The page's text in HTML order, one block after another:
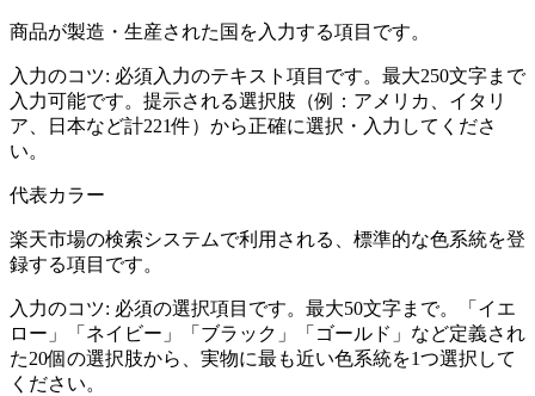
商品が製造・生産された国を入力する項目です。
入力のコツ: 必須入力のテキスト項目です。最大250文字まで
入力可能です。提示される選択肢（例：アメリカ、イタリ
ア、日本など計221件）から正確に選択・入力してくださ
い。
代表カラー
楽天市場の検索システムで利用される、標準的な色系統を登
録する項目です。
入力のコツ: 必須の選択項目です。最大50文字まで。「イエ
ロー」「ネイビー」「ブラック」「ゴールド」など定義され
た20個の選択肢から、実物に最も近い色系統を1つ選択して
ください。